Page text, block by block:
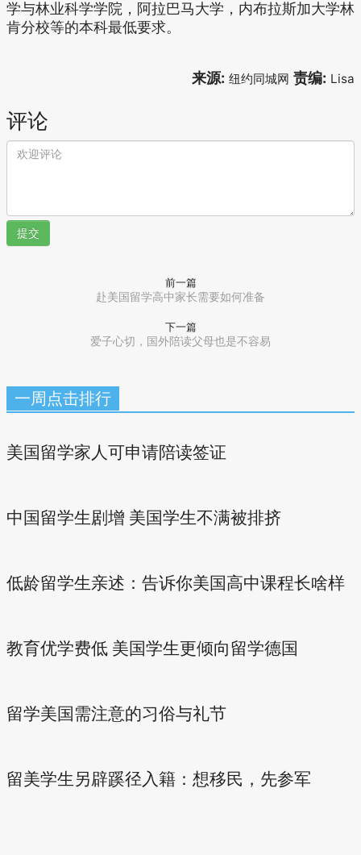
学与林业科学学院，阿拉巴马大学，内布拉斯加大学林
肯分校等的本科最低要求。
来源: 纽约同城网 责编: Lisa
评论
提交
前一篇
赴美国留学高中家长需要如何准备
下一篇
爱子心切，国外陪读父母也是不容易
一周点击排行
美国留学家人可申请陪读签证
中国留学生剧增 美国学生不满被排挤
低龄留学生亲述：告诉你美国高中课程长啥样
教育优学费低 美国学生更倾向留学德国
留学美国需注意的习俗与礼节
留美学生另辟蹊径入籍：想移民，先参军